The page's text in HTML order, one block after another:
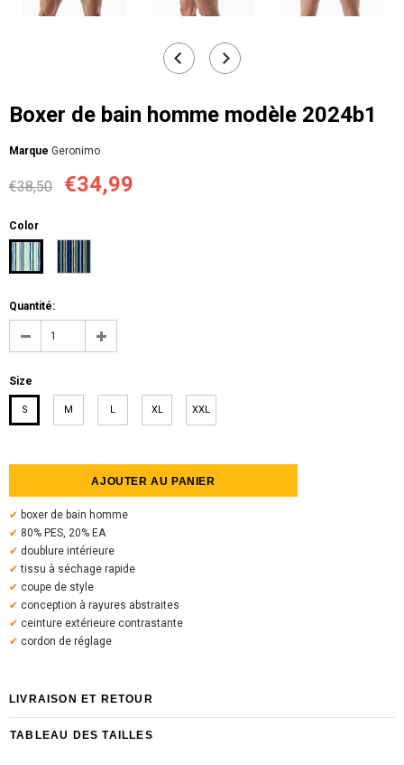
Boxer de bain homme modèle 2024b1
Мarque Geronimo
€38,50 €34,99
Color
Quantité:
Size
S M L XL XXL
✔ boxer de bain homme
✔ 80% PES, 20% EA
✔ doublure intérieure
✔ tissu à séchage rapide
✔ coupe de style
✔ conception à rayures abstraites
✔ ceinture extérieure contrastante
✔ cordon de réglage
LIVRAISON ET RETOUR
TABLEAU DES TAILLES